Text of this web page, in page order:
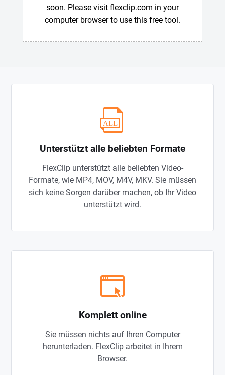
soon. Please visit flexclip.com in your
computer browser to use this free tool.
Unterstützt alle beliebten Formate
FlexClip unterstützt alle beliebten Video-
Formate, wie MP4, MOV, M4V, MKV. Sie müssen
sich keine Sorgen darüber machen, ob Ihr Video
unterstützt wird.
Komplett online
Sie müssen nichts auf Ihren Computer
herunterladen. FlexClip arbeitet in Ihrem
Browser.